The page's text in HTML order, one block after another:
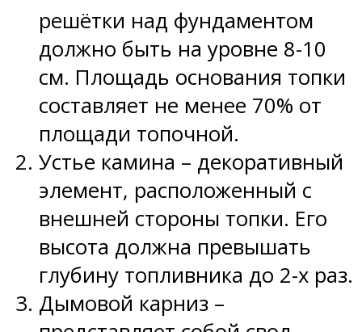
решётки над фундаментом
должно быть на уровне 8-10
см. Площадь основания топки
составляет не менее 70% от
площади топочной.
Устье камина – декоративный
элемент, расположенный с
внешней стороны топки. Его
высота должна превышать
глубину топливника до 2-х раз.
Дымовой карниз –